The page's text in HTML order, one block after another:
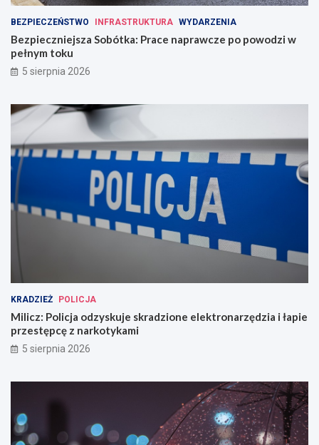
BEZPIECZEŃSTWO INFRASTRUKTURA WYDARZENIA
Bezpieczniejsza Sobótka: Prace naprawcze po powodzi w
pełnym toku
5 sierpnia 2026
KRADZIEŻ POLICJA
Milicz: Policja odzyskuje skradzione elektronarzędzia i łapie
przestępcę z narkotykami
5 sierpnia 2026